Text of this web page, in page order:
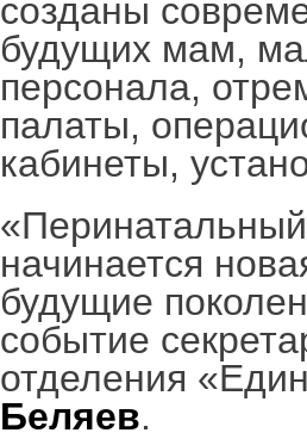
созданы
будущих мам,
персонала,
палаты,
кабинеты,
начинается
будущие
событие
отделения
Беляев.